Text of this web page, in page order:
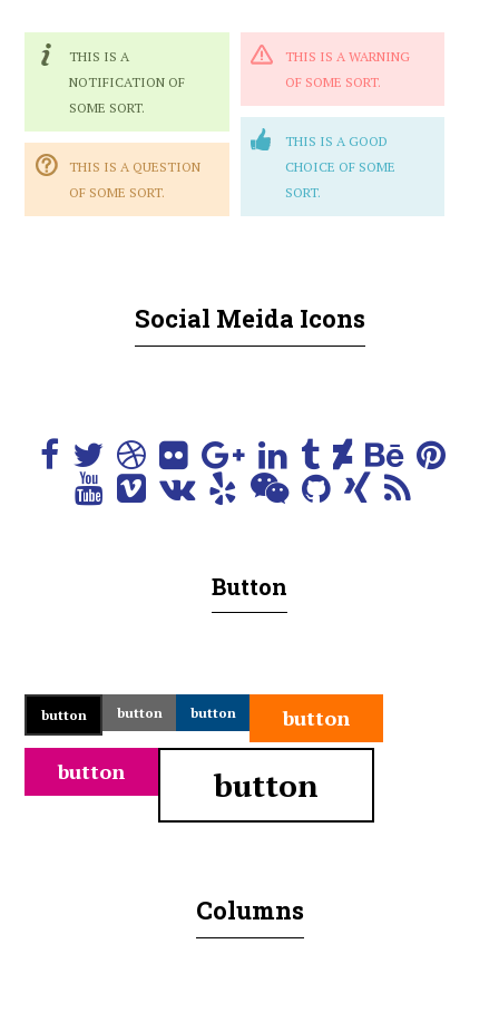
THIS IS A
NOTIFICATION OF
SOME SORT.
THIS IS A QUESTION
OF SOME SORT.
THIS IS A WARNING
OF SOME SORT.
THIS IS A GOOD
CHOICE OF SOME
SORT.
Social Meida Icons
Button
button button button
button
button
button
Columns